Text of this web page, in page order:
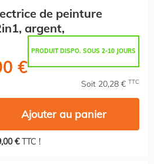
de peinture
argent,
PRODUIT DISPO. SOUS 2-10 JOURS
€
Soit 20,28 € TTC
Ajouter au panier
€TTC !